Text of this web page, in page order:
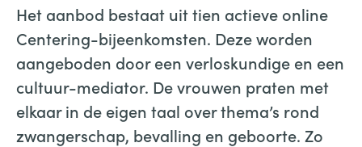
Het aanbod bestaat uit tien actieve online
Centering-bijeenkomsten. Deze worden
aangeboden door een verloskundige en een
cultuur-mediator. De vrouwen praten met
elkaar in de eigen taal over thema’s rond
zwangerschap, bevalling en geboorte. Zo